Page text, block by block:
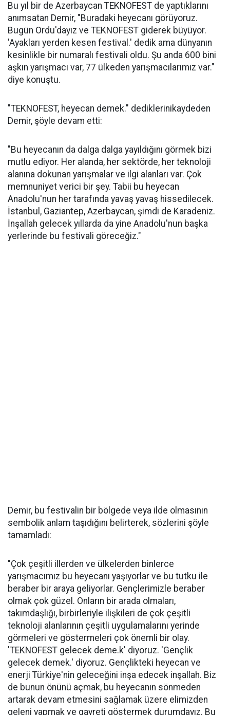
Bu yıl bir de Azerbaycan TEKNOFEST de yaptıklarını
anımsatan Demir, "Buradaki heyecanı görüyoruz.
Bugün Ordu'dayız ve TEKNOFEST giderek büyüyor.
'Ayakları yerden kesen festival.' dedik ama dünyanın
kesinlikle bir numaralı festivali oldu. Şu anda 600 bini
aşkın yarışmacı var, 77 ülkeden yarışmacılarımız var."
diye konuştu.
"TEKNOFEST, heyecan demek." dediklerinikaydeden
Demir, şöyle devam etti:
"Bu heyecanın da dalga dalga yayıldığını görmek bizi
mutlu ediyor. Her alanda, her sektörde, her teknoloji
alanına dokunan yarışmalar ve ilgi alanları var. Çok
memnuniyet verici bir şey. Tabii bu heyecan
Anadolu'nun her tarafında yavaş yavaş hissedilecek.
İstanbul, Gaziantep, Azerbaycan, şimdi de Karadeniz.
İnşallah gelecek yıllarda da yine Anadolu'nun başka
yerlerinde bu festivali göreceğiz."
Demir, bu festivalin bir bölgede veya ilde olmasının
sembolik anlam taşıdığını belirterek, sözlerini şöyle
tamamladı:
"Çok çeşitli illerden ve ülkelerden binlerce
yarışmacımız bu heyecanı yaşıyorlar ve bu tutku ile
beraber bir araya geliyorlar. Gençlerimizle beraber
olmak çok güzel. Onların bir arada olmaları,
takımdaşlığı, birbirleriyle ilişkileri de çok çeşitli
teknoloji alanlarının çeşitli uygulamalarını yerinde
görmeleri ve göstermeleri çok önemli bir olay.
'TEKNOFEST gelecek deme.k' diyoruz. 'Gençlik
gelecek demek.' diyoruz. Gençlikteki heyecan ve
enerji Türkiye'nin geleceğini inşa edecek inşallah. Biz
de bunun önünü açmak, bu heyecanın sönmeden
artarak devam etmesini sağlamak üzere elimizden
geleni yapmak ve gayreti göstermek durumdayız. Bu